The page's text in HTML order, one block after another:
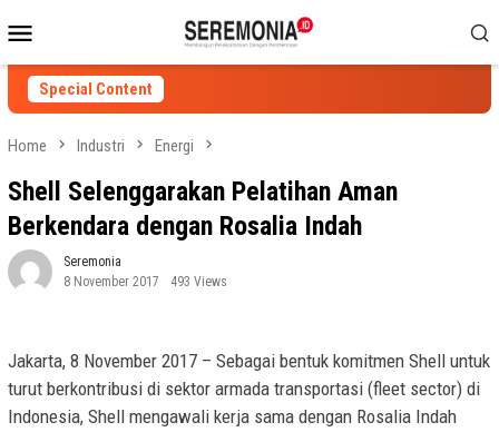
to
contentMenu
Special Content
Home Industri Energi
Shell Selenggarakan Pelatihan Aman
Berkendara dengan Rosalia Indah
Seremonia
8 November 2017
493 Views
Jakarta, 8 November 2017 – Sebagai bentuk komitmen Shell untuk
turut berkontribusi di sektor armada transportasi (fleet sector) di
Indonesia, Shell mengawali kerja sama dengan Rosalia Indah